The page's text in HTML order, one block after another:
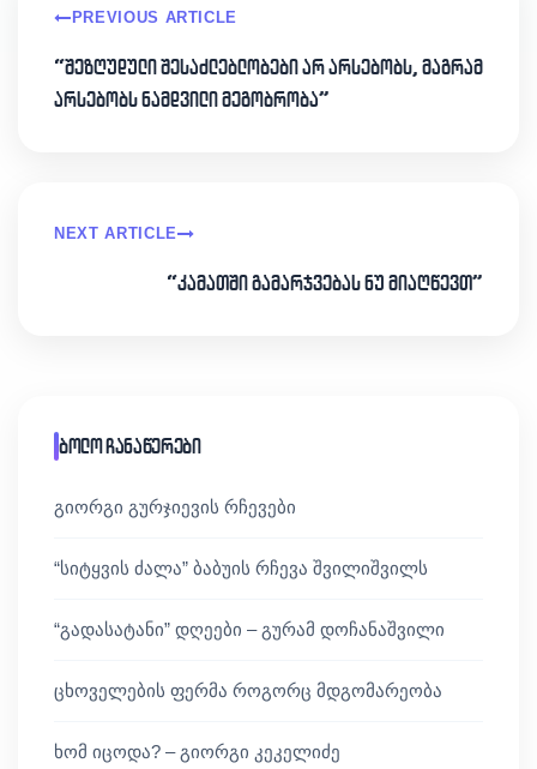
PREVIOUS ARTICLE
“შეზღუდული შესაძლებლობები არ არსებობს, მაგრამ
არსებობს ნამდვილი მეგობრობა”
NEXT ARTICLE
“კამათში გამარჯვებას ნუ მიაღწევთ”
ბოლო ჩანაწერები
გიორგი გურჯიევის რჩევები
“სიტყვის ძალა” ბაბუის რჩევა შვილიშვილს
“გადასატანი” დღეები – გურამ დოჩანაშვილი
ცხოველების ფერმა როგორც მდგომარეობა
ხომ იცოდა? – გიორგი კეკელიძე